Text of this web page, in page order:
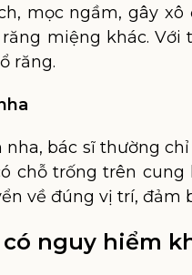
mọc ngầm, gây xô
miệng khác. Với
răng.
bác sĩ thường
chỗ trống trên cung
về đúng vị trí, đảm
nguy hiểm